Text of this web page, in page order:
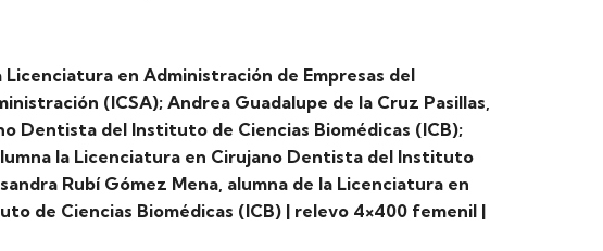
Licenciatura en Administración de Empresas del
(ICSA); Andrea Guadalupe de la Cruz Pasillas,
Dentista del Instituto de Ciencias Biomédicas (ICB);
la Licenciatura en Cirujano Dentista del Instituto
Rubí Gómez Mena, alumna de la Licenciatura en
de Ciencias Biomédicas (ICB) | relevo 4×400 femenil |